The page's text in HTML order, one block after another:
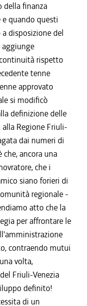
della finanza
e quando questi
disposizione del
aggiunge
rispetto
tenne
approvato
si modificò
definizione delle
Regione Friuli-
dai numeri di
ancora una
che i
siano forieri di
regionale -
atto che la
per affrontare le
contraendo mutui
volta,
Friuli-Venezia
definito!
di un